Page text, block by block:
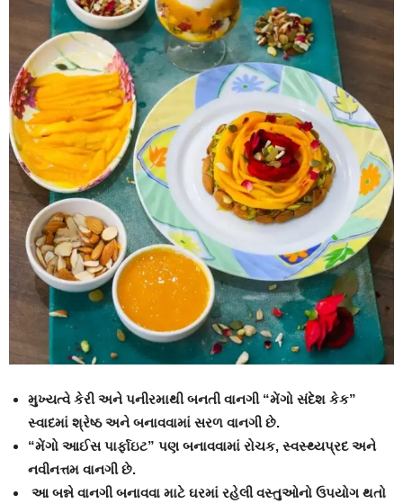
મુખ્યત્વે કેરી અને પનીરમાથી બનતી વાનગી “મેંગો સંદેશ કેક”
સ્વાદમાં શ્રેષ્ઠ અને બનાવવામાં સરળ વાનગી છે.
“મેંગો આઈસ પાર્ફાઇટ” પણ બનાવવામાં રોચક, સ્વસ્થ્યપ્રદ અને
નવીનત્તમ વાનગી છે.
આ બન્ને વાનગી બનાવવા માટે ઘરમાં રહેલી વસ્તુઓનો ઉપયોગ થતો